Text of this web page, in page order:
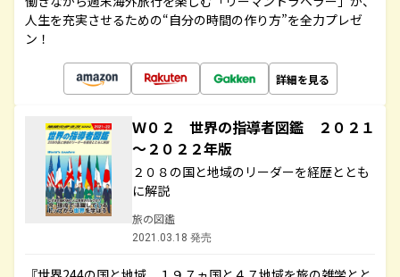
人生を充実させるための“自分の時間の作り方”を全力プレゼ
ン！
詳細を見る
Ｗ０２ 世界の指導者図鑑 ２０２１
～２０２２年版
２０８の国と地域のリーダーを経歴ととも
に解説
旅の図鑑
2021.03.18 発売